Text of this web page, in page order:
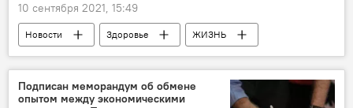
10 сентября 2021, 15:49
Новости Здоровье
ЖИЗНЬ
Азербайджан
Культура
Ягуб Зуруфчу
Коронавирус
Подписан меморандум об обмене
опытом между экономическими